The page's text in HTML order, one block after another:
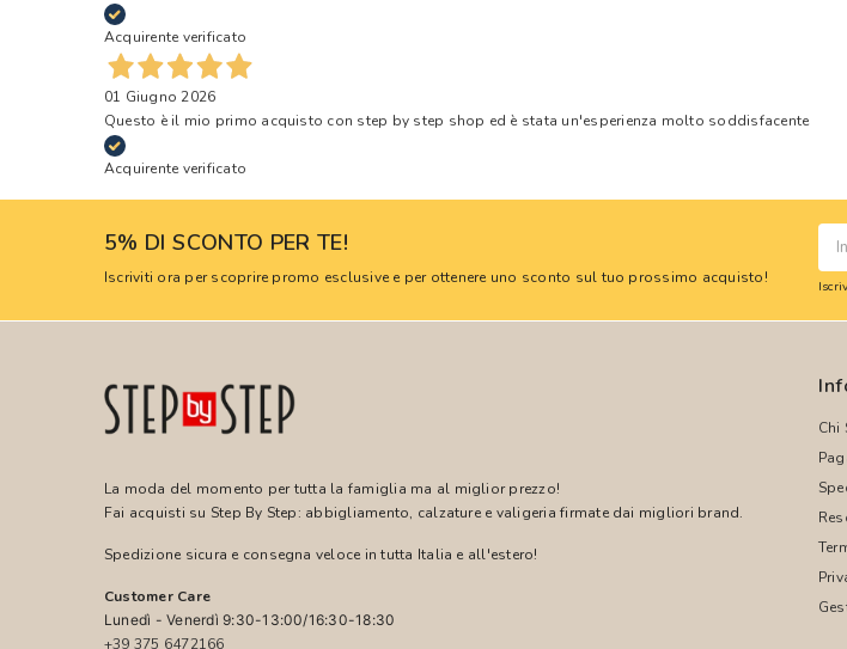
Acquirente verificato
01 Giugno 2026
Questo è il mio primo acquisto con step by step shop ed è stata un'esperienza molto soddisfacente
Acquirente verificato
5% DI SCONTO PER TE!
Iscriviti ora per scoprire promo esclusive e per ottenere uno sconto sul tuo prossimo acquisto!
La moda del momento per tutta la famiglia ma al miglior prezzo!
Fai acquisti su Step By Step: abbigliamento, calzature e valigeria firmate dai migliori brand.
Spedizione sicura e consegna veloce in tutta Italia e all'estero!
Customer Care
Lunedì - Venerdì 9:30-13:00/16:30-18:30
+39 375 6472166
Chi